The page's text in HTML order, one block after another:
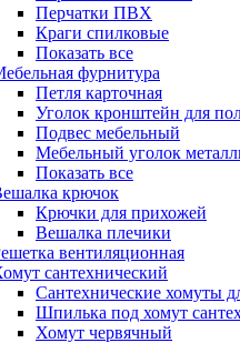
Перчатки ПВХ
Краги спилковые
Показать все
фурнитура
Петля карточная
Уголок кронштейн для
Подвес мебельный
Мебельный уголок
Показать все
крючок
Крючки для прихожей
Вешалка плечики
вентиляционная
сантехнический
Сантехнические хомуты
Шпилька под хомут
Хомут червячный